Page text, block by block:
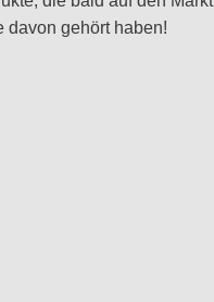
davon gehört haben!